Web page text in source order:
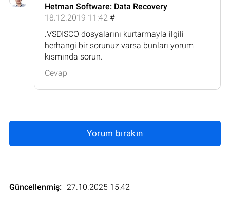
Hetman Software: Data Recovery
18.12.2019 11:42 #
.VSDISCO dosyalarını kurtarmayla ilgili
herhangi bir sorunuz varsa bunları yorum
kısmında sorun.
Cevap
Yorum bırakın
Güncellenmiş: 27.10.2025 15:42